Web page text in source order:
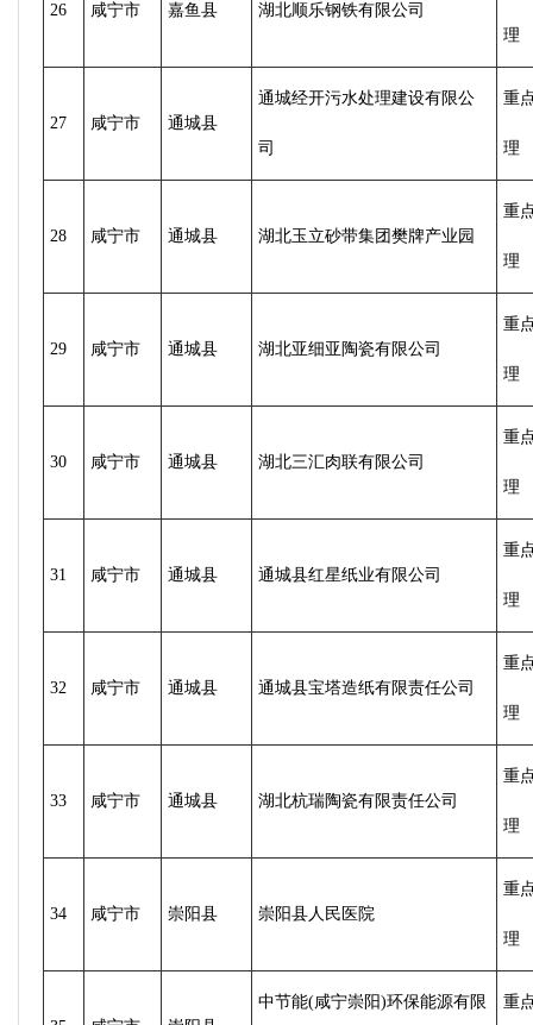
26 咸宁市 嘉鱼县 湖北顺乐钢铁有限公司
理
27 咸宁市 通城县
通城经开污水处理建设有限公
司
重
理
28 咸宁市 通城县 湖北玉立砂带集团樊牌产业园
重
理
29 咸宁市 通城县 湖北亚细亚陶瓷有限公司
重
理
30 咸宁市 通城县 湖北三汇肉联有限公司
重
理
31 咸宁市 通城县 通城县红星纸业有限公司
重
理
32 咸宁市 通城县 通城县宝塔造纸有限责任公司
重
理
33 咸宁市 通城县 湖北杭瑞陶瓷有限责任公司
重
理
34 咸宁市 崇阳县 崇阳县人民医院
重
理
中节能(咸宁崇阳)环保能源有限 重